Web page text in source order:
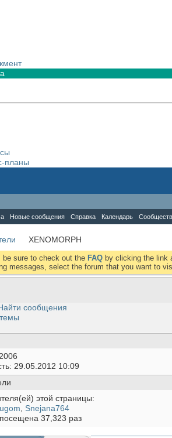
планы
Новые сообщения Справка Календарь
XENOMORPH
sure to check out the FAQ by clicking the link
messages, select the forum that you want to
сообщения
29.05.2012 10:09
этой страницы:
, Snejana764
37,323 раз